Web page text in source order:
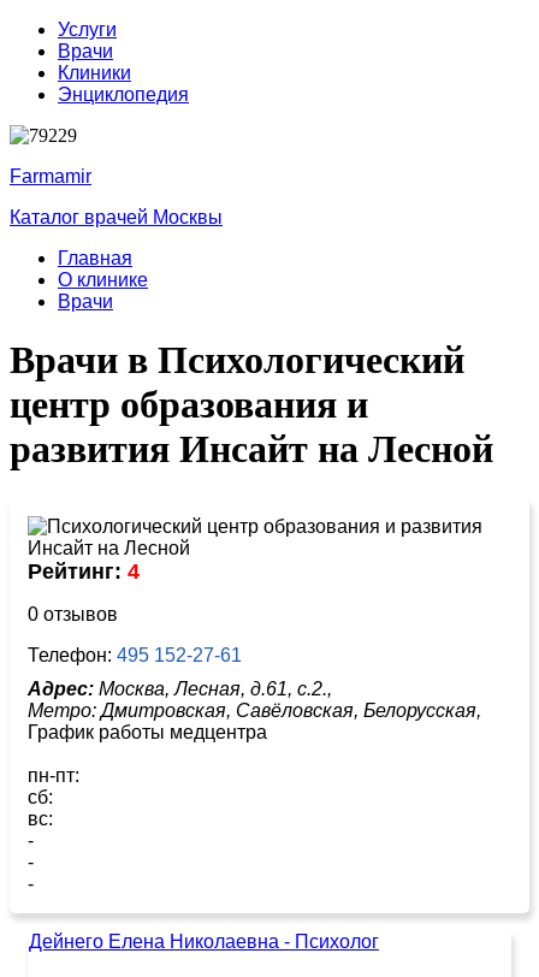
Услуги
Врачи
Клиники
Энциклопедия
Farmamir
Каталог врачей Москвы
Главная
О клинике
Врачи
Врачи в Психологический
центр образования и
развития Инсайт на Лесной
Рейтинг: 4
0 отзывов
Телефон: 495 152-27-61
Адрес: Москва, Лесная, д.61, с.2.,
Метро:Дмитровская, Савёловская, Белорусская,
График работы медцентра
пн-пт:
сб:
вс:
-
-
-
Дейнего Елена Николаевна - Психолог